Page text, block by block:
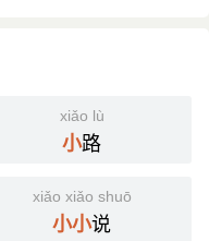
xiǎo lù
小路
xiǎo xiǎo shuō
小小说